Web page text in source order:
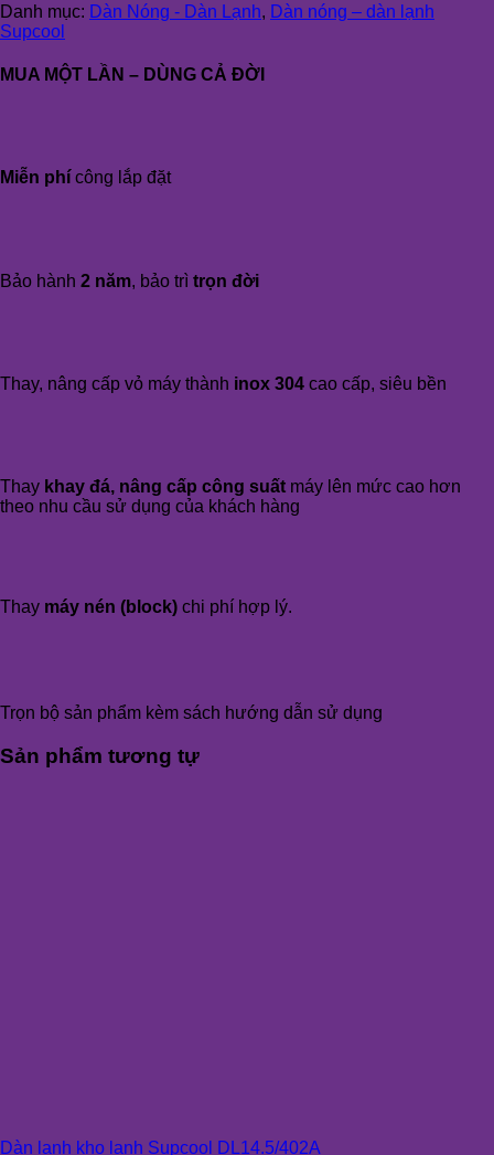
Danh mục: Dàn Nóng - Dàn Lạnh, Dàn nóng – dàn lạnh
Supcool
MUA MỘT LẦN – DÙNG CẢ ĐỜI
Miễn phí công lắp đặt
Bảo hành 2 năm, bảo trì trọn đời
Thay, nâng cấp vỏ máy thành inox 304 cao cấp, siêu bền
Thay khay đá, nâng cấp công suất máy lên mức cao hơn
theo nhu cầu sử dụng của khách hàng
Thay máy nén (block) chi phí hợp lý.
Trọn bộ sản phẩm kèm sách hướng dẫn sử dụng
Sản phẩm tương tự
Dàn lạnh kho lạnh Supcool DL14.5/402A